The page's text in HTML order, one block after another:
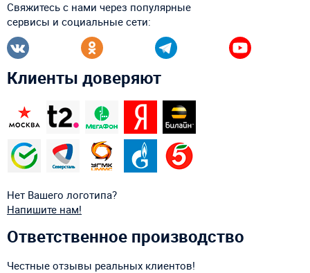
Свяжитесь с нами через популярные
сервисы и социальные сети:
Клиенты доверяют
Нет Вашего логотипа?
Напишите нам!
Ответственное производство
Честные отзывы реальных клиентов!